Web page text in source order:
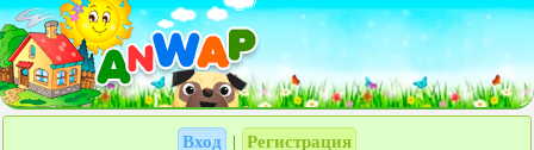
Вход Регистрация